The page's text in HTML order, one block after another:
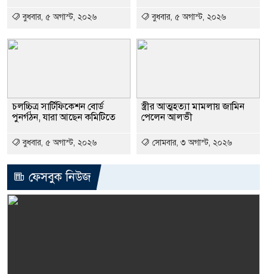
বুধবার, ৫ অগাস্ট, ২০২৬
চলচ্চিত্র সার্টিফিকেশন বোর্ড
পুনর্গঠন, যারা আছেন কমিটিতে
বুধবার, ৫ অগাস্ট, ২০২৬
বুধবার, ৫ অগাস্ট, ২০২৬
স্ত্রীর আত্মহত্যা মামলায় জামিন
পেলেন আলভী
সোমবার, ৩ অগাস্ট, ২০২৬
ফেসবুক নিউজ